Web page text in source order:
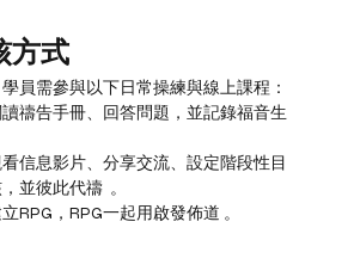
方式
員需參與以下日常操練與線上課程：
讀禱告手冊、回答問題，並記錄福音生
看信息影片、分享交流、設定階段性目
並彼此代禱  。
立RPG，RPG一起用啟發佈道 。